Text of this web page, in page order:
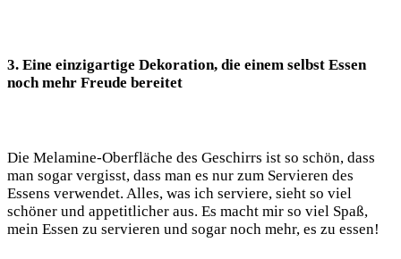
3. Eine⁣ einzigartige Dekoration, die einem selbst Essen
noch‍ mehr Freude ⁤bereitet
Die Melamine-Oberfläche des⁣ Geschirrs ist so schön, dass
man sogar vergisst, dass man es nur zum Servieren des
Essens verwendet. Alles, was ich serviere, sieht ​so viel
schöner und appetitlicher ‍aus.⁣ Es macht mir so viel Spaß,
‌mein Essen zu servieren und sogar noch mehr, es zu essen!